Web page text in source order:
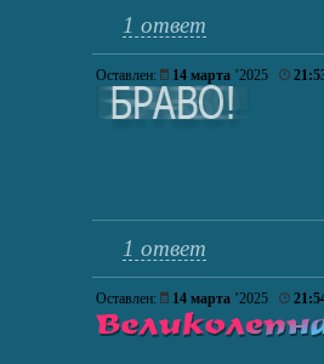
1 ответ
Оставлен: 14 марта ’2025
1 ответ
Оставлен: 14 марта ’2025